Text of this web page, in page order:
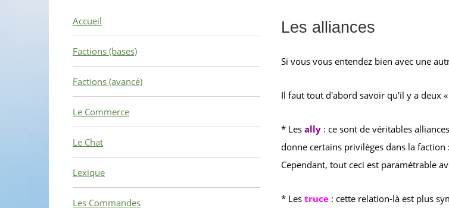
Accueil
Factions (bases)
Factions (avancé)
Le Commerce
Le Chat
Lexique
Les Commandes
Les alliances
Si vous vous entendez bien avec une
Il faut tout d'abord savoir qu'il y a deux «
* Les ally : ce sont de véritables
donne certains privilèges dans la
Cependant, tout ceci est paramétrable
* Les truce : cette relation-là est plus